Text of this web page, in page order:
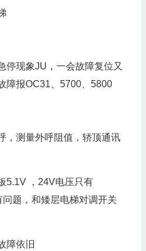
停现象JU，一会故障复位又
障报OC31、5700、5800
，测量外呼阻值，轿顶通讯
5.1V ，24V电压只有
题，和矮层电梯对调开关
障依旧